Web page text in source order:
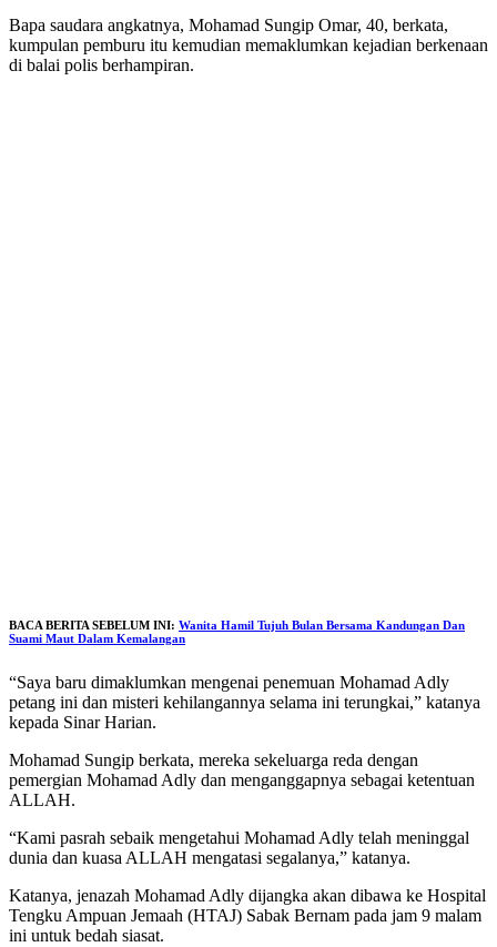
Bapa saudara angkatnya, Mohamad Sungip Omar, 40, berkata,
kumpulan pemburu itu kemudian memaklumkan kejadian berkenaan
di balai polis berhampiran.
BACA BERITA SEBELUM INI: Wanita Hamil Tujuh Bulan Bersama Kandungan Dan
Suami Maut Dalam Kemalangan
“Saya baru dimaklumkan mengenai penemuan Mohamad Adly
petang ini dan misteri kehilangannya selama ini terungkai,” katanya
kepada Sinar Harian.
Mohamad Sungip berkata, mereka sekeluarga reda dengan
pemergian Mohamad Adly dan menganggapnya sebagai ketentuan
ALLAH.
“Kami pasrah sebaik mengetahui Mohamad Adly telah meninggal
dunia dan kuasa ALLAH mengatasi segalanya,” katanya.
Katanya, jenazah Mohamad Adly dijangka akan dibawa ke Hospital
Tengku Ampuan Jemaah (HTAJ) Sabak Bernam pada jam 9 malam
ini untuk bedah siasat.